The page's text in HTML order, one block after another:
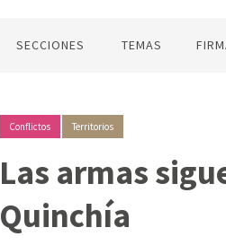
SECCIONES TEMAS
Conflictos Territorios
Las armas
Quinchía